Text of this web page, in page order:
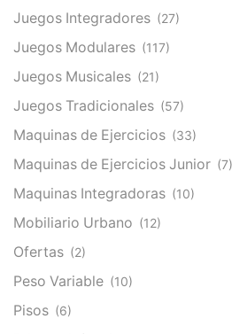
Juegos Integradores (27)
Juegos Modulares (117)
Juegos Musicales (21)
Juegos Tradicionales (57)
Maquinas de Ejercicios (33)
Maquinas de Ejercicios Junior (7)
Maquinas Integradoras (10)
Mobiliario Urbano (12)
Ofertas (2)
Peso Variable (10)
Pisos (6)